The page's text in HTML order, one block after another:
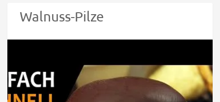
Walnuss-Pilze